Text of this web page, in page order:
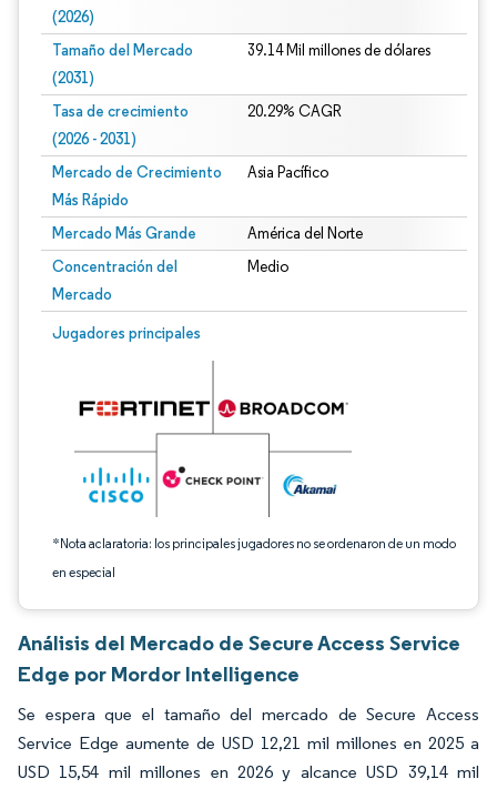
(2026)
Tamaño del Mercado
(2031)
39.14 Mil millones de dólares
Tasa de crecimiento
(2026 - 2031)
20.29% CAGR
Mercado de Crecimiento
Más Rápido
Asia Pacífico
Mercado Más Grande América del Norte
Concentración del
Mercado
Medio
Jugadores principales
*Nota aclaratoria: los principales jugadores no se ordenaron de un modo
en especial
Imagen © Mordor Intelligence. El uso requiere atribución según CC BY 4.0.
Análisis del Mercado de Secure Access Service
Edge por Mordor Intelligence
Se espera que el tamaño del mercado de Secure Access
Service Edge aumente de USD 12,21 mil millones en 2025 a
USD 15,54 mil millones en 2026 y alcance USD 39,14 mil